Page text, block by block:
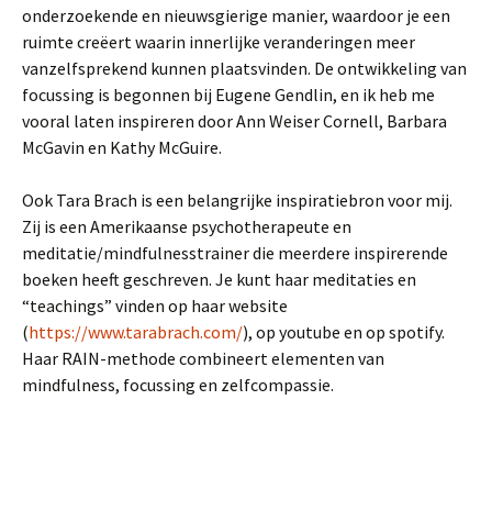
onderzoekende en nieuwsgierige manier, waardoor je een
ruimte creëert waarin innerlijke veranderingen meer
vanzelfsprekend kunnen plaatsvinden. De ontwikkeling van
focussing is begonnen bij Eugene Gendlin, en ik heb me
vooral laten inspireren door Ann Weiser Cornell, Barbara
McGavin en Kathy McGuire.
Ook Tara Brach is een belangrijke inspiratiebron voor mij.
Zij is een Amerikaanse psychotherapeute en
meditatie/mindfulnesstrainer die meerdere inspirerende
boeken heeft geschreven. Je kunt haar meditaties en
“teachings” vinden op haar website
(https://www.tarabrach.com/), op youtube en op spotify.
Haar RAIN-methode combineert elementen van
mindfulness, focussing en zelfcompassie.